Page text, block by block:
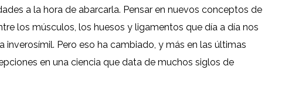
a la hora de abarcarla. Pensar en nuevos conceptos de
los músculos, los huesos y ligamentos que día a día nos
Pero eso ha cambiado, y más en las últimas
en una ciencia que data de muchos siglos de